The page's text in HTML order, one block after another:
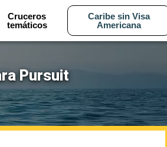
Cruceros
temáticos
Caribe sin Visa
Americana
Pursuit